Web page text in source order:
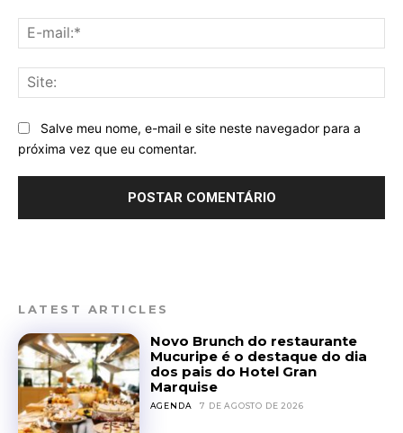
Salve meu nome, e-mail e site neste navegador para a
próxima vez que eu comentar.
LATEST ARTICLES
Novo Brunch do restaurante
Mucuripe é o destaque do dia
dos pais do Hotel Gran
Marquise
AGENDA 7 DE AGOSTO DE 2026